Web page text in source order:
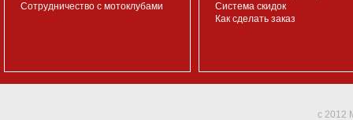
Сотрудничество с мотоклубами
Система скидок
Как сделать заказ
c 2012